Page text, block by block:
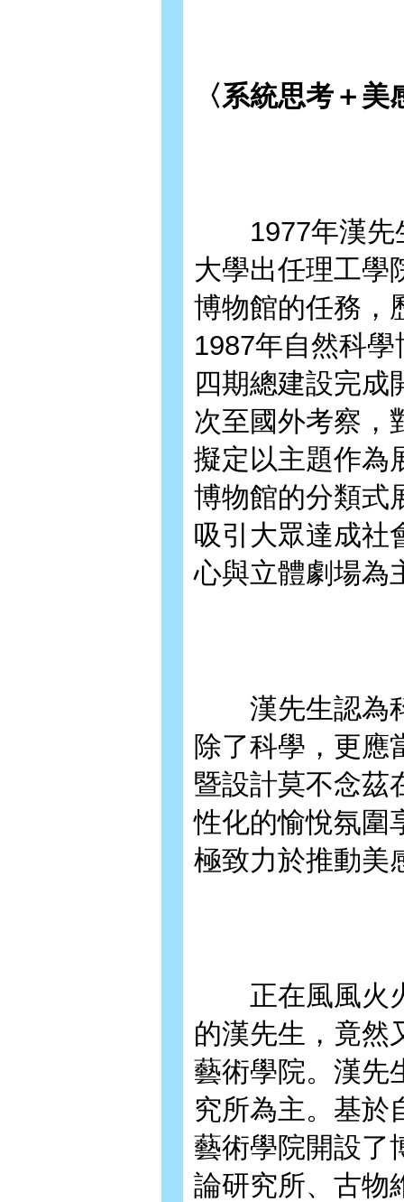
〈系統思考＋
1977年漢先
大學出任理工學
博物館的任務，
1987年自然科
四期總建設完成
次至國外考察，
擬定以主題作為
博物館的分類式
吸引大眾達成社
心與立體劇場為
漢先生認為科
除了科學，更應
暨設計莫不念茲
性化的愉悅氛圍
極致力於推動美
正在風風火火
的漢先生，竟
藝術學院。漢先
究所為主。基於
藝術學院開設了
論研究所、古物